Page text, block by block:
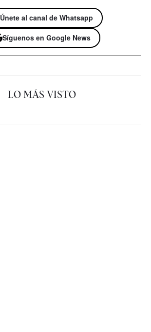
Únete al canal de Whatsapp
Síguenos en Google News
LO MÁS VISTO